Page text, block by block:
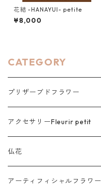
花結 -HANAYUI- petite
¥8,000
CATEGORY
プリザーブドフラワー
花色ギフト HANAIRO
花想 HANASOU
花想 - 窓 -（メモリアル）
仏花
アクセサリーFleurir petit
仏花
プリザーブドフラワー
アーティフィシャルフラワー